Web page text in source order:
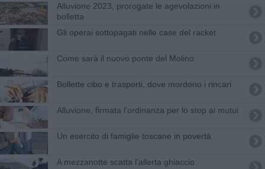
Alluvione 2023, prorogate le agevolazioni in
bolletta
Gli operai sottopagati nelle case del racket
Come sarà il nuovo ponte del Molino
Bollette cibo e trasporti, dove mordono i rincari
Alluvione, firmata l'ordinanza per lo stop ai mutui
Un esercito di famiglie toscane in povertà
A mezzanotte scatta l'allerta ghiaccio